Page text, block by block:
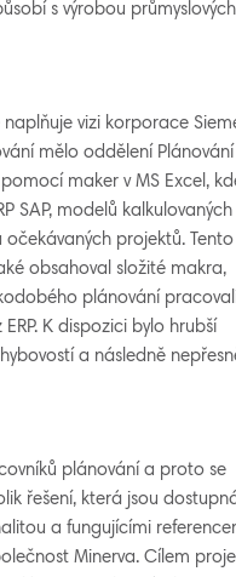
s výrobou průmyslových
vizi korporace
mělo oddělení Plánování
maker v MS Excel,
SAP, modelů kalkulovaných
projektů. Tento
obsahoval složité makra,
plánování
K dispozici bylo hrubší
a následně
plánování a proto se
řešení, která jsou
a fungujícími
Minerva. Cílem